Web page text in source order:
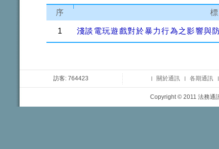
序
1 淺談電玩遊戲對於暴力行為之影響與
訪客: 764423 關於通訊 各期通訊
Copyright © 2011 法務